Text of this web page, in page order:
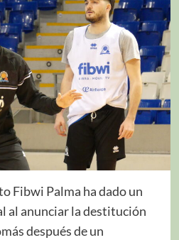
Fibwi Palma ha dado un
al anunciar la destitución
después de un